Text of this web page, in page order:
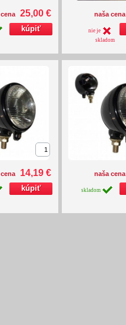
25,00 € naša cena
nie je
skladom
14,19 € naša cena
skladom